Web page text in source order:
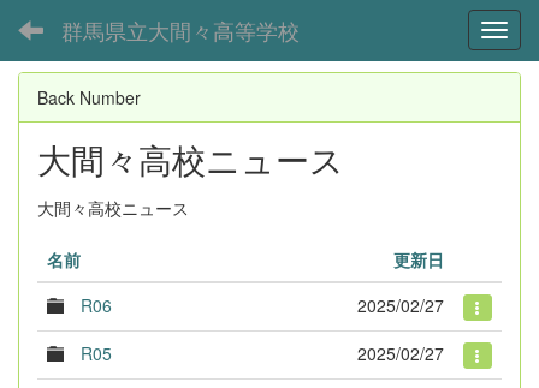
群馬県立大間々高等学校
Back Number
大間々高校ニュース
大間々高校ニュース
名前
更新日
R06
2025/02/27
R05
2025/02/27